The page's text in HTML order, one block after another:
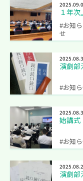
#お知ら
せ
１年
#お知
演劇
#お知
始講
演劇